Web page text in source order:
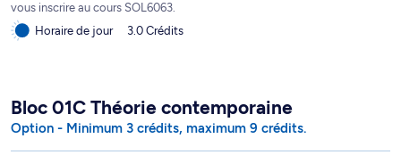
vous inscrire au cours SOL6063.
Horaire de jour
3.0 Crédits
Bloc 01C Théorie contemporaine
Option - Minimum 3 crédits, maximum 9 crédits.